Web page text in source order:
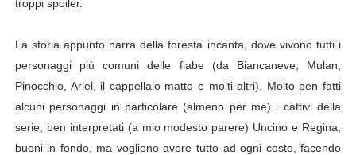
Recensione: Ritorno al Futuro - Storie mai narrate e
Segreti e curiosità delle serie TV #5 Breaking Bad
troppi spoiler.
La storia appunto narra della foresta incanta, dove vivono tutti i
personaggi più comuni delle fiabe (da Biancaneve, Mulan,
Pinocchio, Ariel, il cappellaio matto e molti altri). Molto ben fatti
alcuni personaggi in particolare (almeno per me) i cattivi della
serie, ben interpretati (a mio modesto parere) Uncino e Regina,
buoni in fondo, ma vogliono avere tutto ad ogni costo, facendo